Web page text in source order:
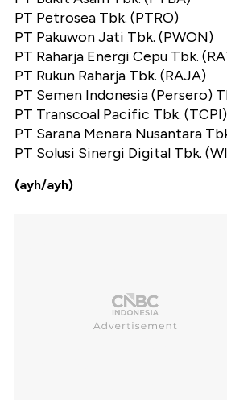
PT Petrosea Tbk. (PTRO)
PT Pakuwon Jati Tbk. (PWON)
PT Raharja Energi Cepu Tbk.
PT Rukun Raharja Tbk. (RAJA)
PT Semen Indonesia (Persero)
PT Transcoal Pacific Tbk. (TCPI)
PT Sarana Menara Nusantara
PT Solusi Sinergi Digital Tbk.
(ayh/ayh)